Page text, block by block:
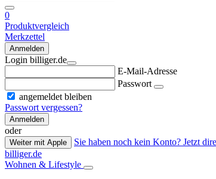
0
Produktvergleich
Merkzettel
Anmelden
Login billiger.de
E-Mail-Adresse
Passwort
angemeldet bleiben
Passwort vergessen?
Anmelden
oder
Weiter mit Apple
Sie haben noch kein Konto? Jetzt
billiger.de
Wohnen & Lifestyle